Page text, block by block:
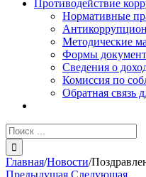
Противодействие
Нормативные
Методические
Формы
Сведения о
Комиссия по
Обратная связь
Результат
поиска:
Главная/Новости/
Предыдущая Следующая